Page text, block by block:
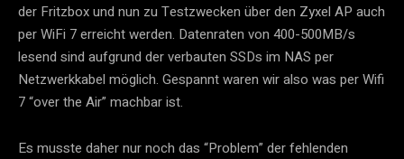
der Fritzbox und nun zu Testzwecken über den Zyxel AP auch
per WiFi 7 erreicht werden. Datenraten von 400-500MB/s
lesend sind aufgrund der verbauten SSDs im NAS per
Netzwerkkabel möglich. Gespannt waren wir also was per Wifi
7 “over the Air” machbar ist.
Es musste daher nur noch das “Problem” der fehlenden